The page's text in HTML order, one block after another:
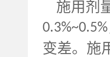
施用剂
0.3%~0.5%
变差。施